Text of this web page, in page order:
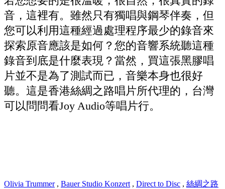
音，這裡有。雖然只有獨唱與鋼琴伴奏，但
您可以利用這種經過處理程序最少的錄音來
探索原音應該是如何？您的音響系統聽這種
錄音到底是什麼表現？當然，買這張黑膠唱
片並不是為了測試而已，音樂本身也很好
聽。這是香港絲綢之路唱片所代理的，台灣
可以問問看Joy Audio等唱片行。
Olivia Trummer, Bauer Studio Konzert , Direct to Disc , 絲綢之路